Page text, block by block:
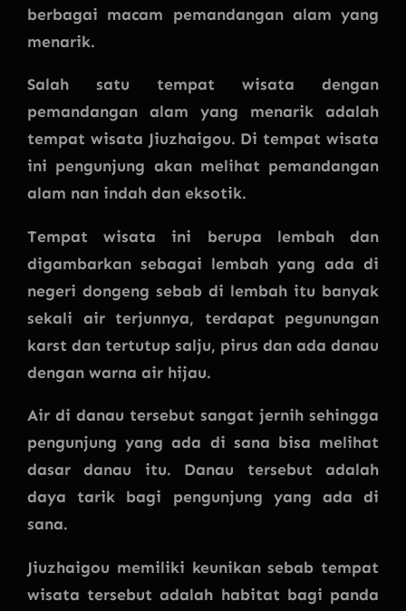
berbagai macam pemandangan alam yang
menarik.
Salah satu tempat wisata dengan
pemandangan alam yang menarik adalah
tempat wisata Jiuzhaigou. Di tempat wisata
ini pengunjung akan melihat pemandangan
alam nan indah dan eksotik.
Tempat wisata ini berupa lembah dan
digambarkan sebagai lembah yang ada di
negeri dongeng sebab di lembah itu banyak
sekali air terjunnya, terdapat pegunungan
karst dan tertutup salju, pirus dan ada danau
dengan warna air hijau.
Air di danau tersebut sangat jernih sehingga
pengunjung yang ada di sana bisa melihat
dasar danau itu. Danau tersebut adalah
daya tarik bagi pengunjung yang ada di
sana.
Jiuzhaigou memiliki keunikan sebab tempat
wisata tersebut adalah habitat bagi panda